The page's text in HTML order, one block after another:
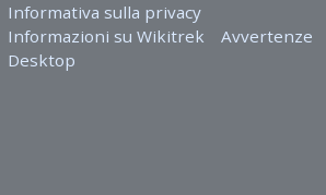
Informativa sulla privacy
Informazioni su Wikitrek
Avvertenze
Desktop